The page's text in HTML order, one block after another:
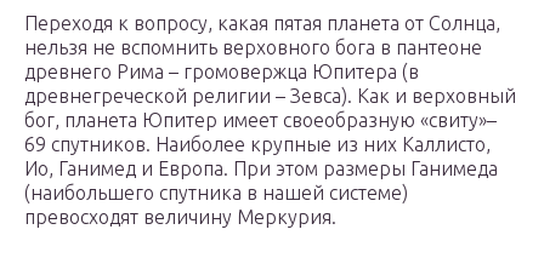
Переходя к вопросу, какая пятая планета от Солнца,
нельзя не вспомнить верховного бога в пантеоне
древнего Рима – громовержца Юпитера (в
древнегреческой религии – Зевса). Как и верховный
бог, планета Юпитер имеет своеобразную «свиту»–
69 спутников. Наиболее крупные из них Каллисто,
Ио, Ганимед и Европа. При этом размеры Ганимеда
(наибольшего спутника в нашей системе)
превосходят величину Меркурия.